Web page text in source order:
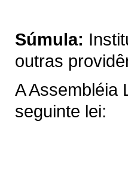
Súmula:
outras
A Assembléia
seguinte lei: